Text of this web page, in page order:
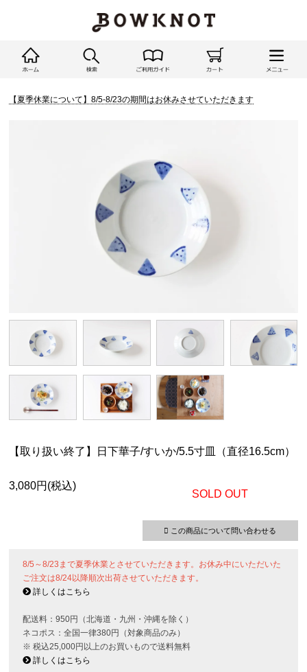
【夏季休業について】8/5-8/23の期間はお休みさせていただきます
【取り扱い終了】日下華子/すいか/5.5寸皿（直径16.5cm）
3,080円(税込)
SOLD OUT
この商品について問い合わせる
8/5～8/23まで夏季休業とさせていただきます。お休み中にいただいた
ご注文は8/24以降順次出荷させていただきます。
詳しくはこちら
配送料：950円（北海道・九州・沖縄を除く）
ネコポス：全国一律380円（対象商品のみ）
※ 税込25,000円以上のお買いもので送料無料
詳しくはこちら